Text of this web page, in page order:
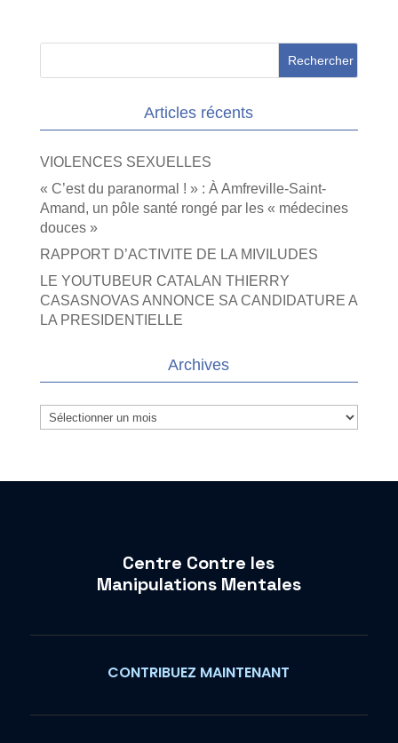
Articles récents
VIOLENCES SEXUELLES
« C’est du paranormal ! » : À Amfreville-Saint-
Amand, un pôle santé rongé par les « médecines
douces »
RAPPORT D’ACTIVITE DE LA MIVILUDES
LE YOUTUBEUR CATALAN THIERRY
CASASNOVAS ANNONCE SA CANDIDATURE A
LA PRESIDENTIELLE
Archives
Archives
Centre Contre les
Manipulations Mentales
CONTRIBUEZ MAINTENANT